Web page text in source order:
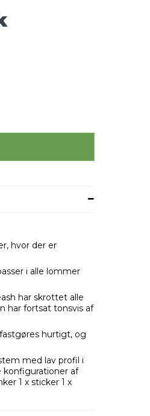
hvor der er
i alle lommer
har skrottet alle
har fortsat tonsvis af
hurtigt, og
med lav profil i
konfigurationer af
1 x sticker 1 x